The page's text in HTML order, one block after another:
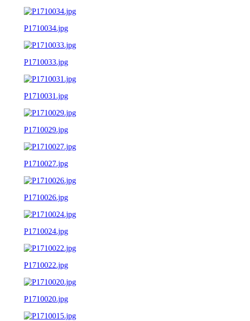
P1710034.jpg
P1710033.jpg
P1710031.jpg
P1710029.jpg
P1710027.jpg
P1710026.jpg
P1710024.jpg
P1710022.jpg
P1710020.jpg